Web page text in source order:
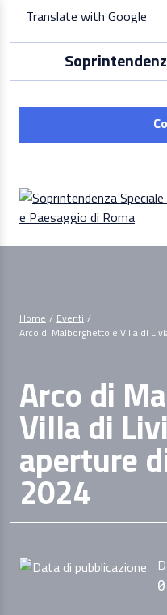
content
Translate with Google
Home / Eventi /
Arco di Malborghetto e Villa di
Arco di
Villa di
aperture
2024